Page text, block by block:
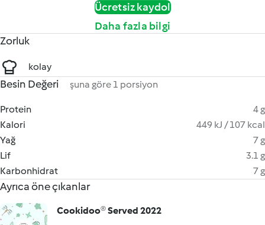
Ücretsiz kaydol
Daha fazla bilgi
Zorluk
kolay
Besin Değeri şuna göre 1 porsiyon
Protein
4 g
Kalori
449 kJ / 107 kcal
Yağ
7 g
Lif
3.1 g
Karbonhidrat
7 g
Ayrıca öne çıkanlar
Cookidoo® Served 2022